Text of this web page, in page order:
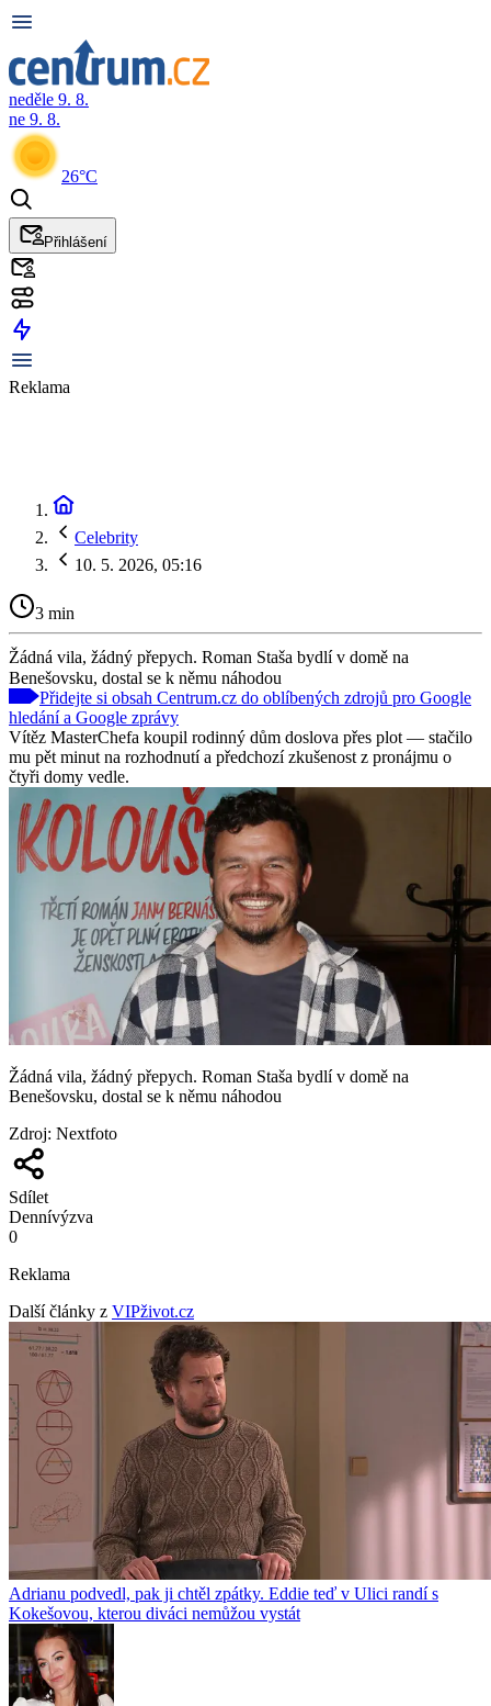
neděle 9. 8.
ne 9. 8.
26°C
Přihlášení
Reklama
Celebrity
10. 5. 2026, 05:16
3 min
Žádná vila, žádný přepych. Roman Staša bydlí v domě na
Benešovsku, dostal se k němu náhodou
Přidejte si obsah Centrum.cz do oblíbených zdrojů pro Google
hledání a Google zprávy
Vítěz MasterChefa koupil rodinný dům doslova přes plot — stačilo
mu pět minut na rozhodnutí a předchozí zkušenost z pronájmu o
čtyři domy vedle.
Žádná vila, žádný přepych. Roman Staša bydlí v domě na
Benešovsku, dostal se k němu náhodou
Zdroj: Nextfoto
Sdílet
Dennívýzva
0
Reklama
Další články z VIPživot.cz
Adrianu podvedl, pak ji chtěl zpátky. Eddie teď v Ulici randí s
Kokešovou, kterou diváci nemůžou vystát